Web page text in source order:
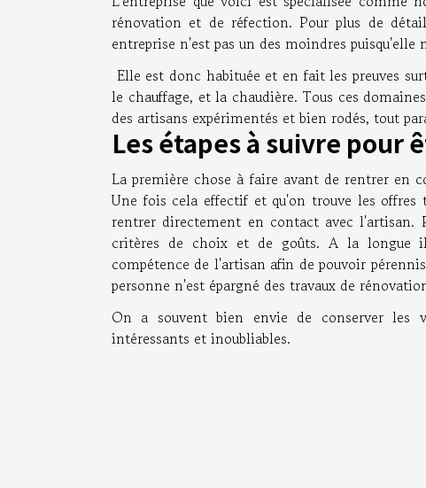
rénovation et de réfection. Pour plus de
entreprise n'est pas un des moindres
Elle est donc habituée et en fait les preuves
le chauffage, et la chaudière. Tous ces
des artisans expérimentés et bien rodés, tout
Les étapes à suivre pour
La première chose à faire avant de rentrer en
Une fois cela effectif et qu'on trouve les
rentrer directement en contact avec
critères de choix et de goûts. A la longue
compétence de l'artisan afin de pouvoir
personne n'est épargné des travaux de
On a souvent bien envie de conserver les
intéressants et inoubliables.